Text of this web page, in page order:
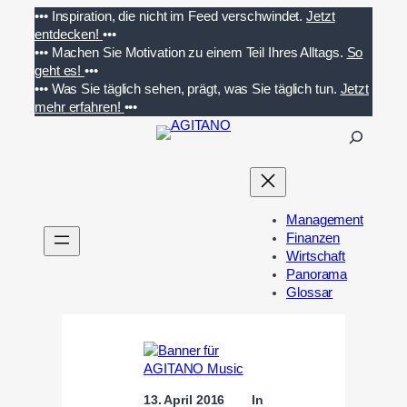
Inhalt
springen
••• Inspiration, die nicht im Feed verschwindet. Jetzt
entdecken! •••
••• Machen Sie Motivation zu einem Teil Ihres Alltags. So
geht es!•••
••• Was Sie täglich sehen, prägt, was Sie täglich tun. Jetzt
mehr erfahren! •••
n
Management
Finanzen
Wirtschaft
Panorama
Glossar
13. April 2016 In